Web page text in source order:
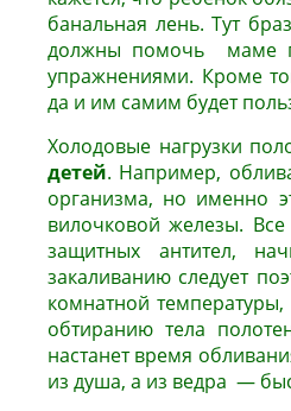
банальная лень. Тут
должны помочь маме
упражнениями. Кроме
да и им самим будет
Холодовые нагрузки
детей. Например,
организма, но именно
вилочковой железы.
защитных антител,
закаливанию следует
комнатной
обтиранию тела
настанет время
из душа, а из ведра —